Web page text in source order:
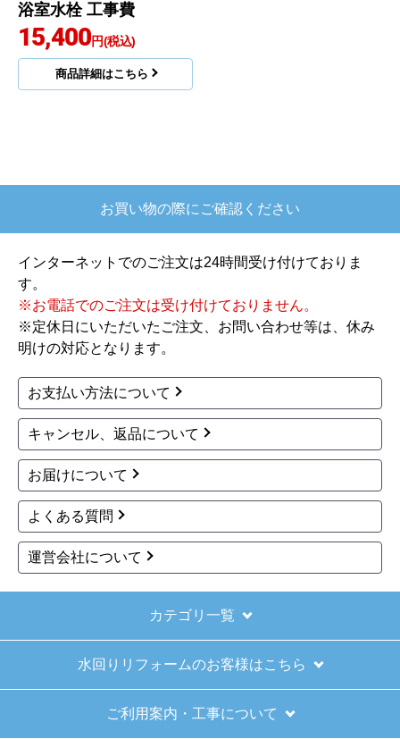
浴室水栓 工事費
15,400円(税込)
商品詳細はこちら
お買い物の際にご確認ください
インターネットでのご注文は24時間受け付けておりま
す。
※お電話でのご注文は受け付けておりません。
※定休日にいただいたご注文、お問い合わせ等は、休み
明けの対応となります。
お支払い方法について
キャンセル、返品について
お届けについて
よくある質問
運営会社について
カテゴリ一覧
水回りリフォームのお客様はこちら
ご利用案内・工事について